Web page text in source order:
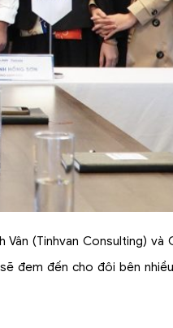
(Tinhvan Consulting)
đem đến cho đôi bên